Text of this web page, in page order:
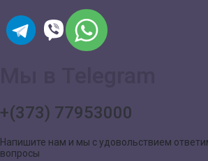
+(373) 77953000
Напишите нам и мы с удовольствием
вопросы